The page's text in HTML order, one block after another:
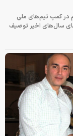
در کمپ تیم‌های ملی
سال‌های اخیر توصیف